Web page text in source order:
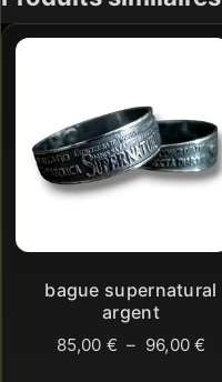
bague supernatural
argent
85,00 € – 96,00€